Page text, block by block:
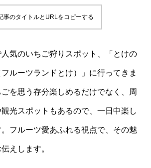
事のタイトルとURLをコピーする
気のいちご狩りスポット、「とけの
ルーツランドとけ）」に行ってきま
を思う存分楽しめるだけでなく、周
光スポットもあるので、一日中楽し
フルーツ愛あふれる視点で、その魅
えします。